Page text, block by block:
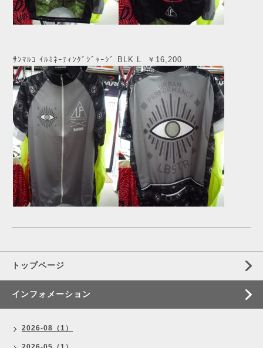
ｻﾝﾏﾙｺ ｲﾙﾐﾈｰﾃｨﾝｸﾞｼﾞｬｰｼﾞ BLK L ￥16,200
トップページ
インフォメーション
2026-08（1）